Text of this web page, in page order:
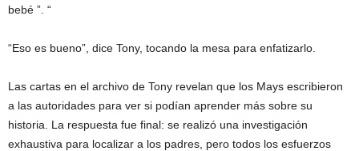
bebé ”. “
“Eso es bueno”, dice Tony, tocando la mesa para enfatizarlo.
Las cartas en el archivo de Tony revelan que los Mays escribieron
a las autoridades para ver si podían aprender más sobre su
historia. La respuesta fue final: se realizó una investigación
exhaustiva para localizar a los padres, pero todos los esfuerzos